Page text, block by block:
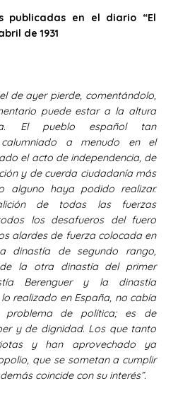
publicadas en el diario “El
de 1931
de ayer pierde, comentándolo,
puede estar a la altura
El pueblo español tan
a menudo en el
el acto de independencia, de
y de cuerda ciudadanía más
alguno haya podido realizar.
de todas las fuerzas
los desafueros del fuero
alardes de fuerza colocada en
dinastía de segundo rango,
la otra dinastía del primer
Berenguer y la dinastía
realizado en España, no cabía
de política; es de
y de dignidad. Los que tanto
y han aprovechado ya
que se sometan a cumplir
coincide con su interés”.